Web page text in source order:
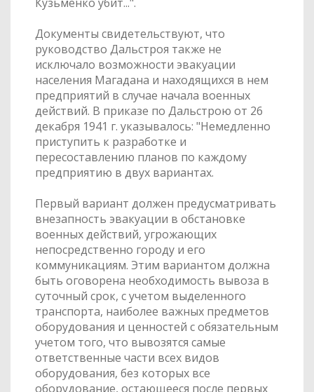
Документы свидетельствуют, что
руководство Дальстроя также не
исключало возможности эвакуации
населения Магадана и находящихся в нем
предприятий в случае начала военных
действий. В приказе по Дальстрою от 26
декабря 1941 г. указывалось: "Немедленно
приступить к разработке и
пересоставлению планов по каждому
предприятию в двух вариантах.
Первый вариант должен предусматривать
внезапность эвакуации в обстановке
военных действий, угрожающих
непосредственно городу и его
коммуникациям. Этим вариантом должна
быть оговорена необходимость вывоза в
суточный срок, с учетом выделенного
транспорта, наиболее важных предметов
оборудования и ценностей с обязательным
учетом того, что вывозятся самые
ответственные части всех видов
оборудования, без которых все
оборудование, остающееся после первых